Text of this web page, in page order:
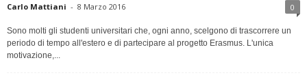
Carlo Mattiani - 8 Marzo 2016 0
Sono molti gli studenti universitari che, ogni anno, scelgono di trascorrere un
periodo di tempo all'estero e di partecipare al progetto Erasmus. L'unica
motivazione,...